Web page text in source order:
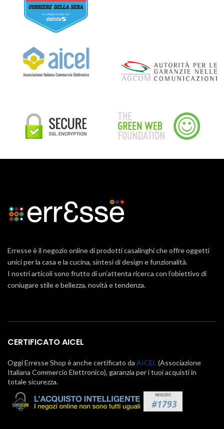
Erresse è il negozio online di prodotti casalinghi che offre oggetti
unici per la casa e la cucina, sintesi di design e funzionalità.
I nostri articoli sono frutto di un’attenta ricerca con l’obiettivo di
coniugare stile e bellezza, novità e tendenza.
CERTIFICATO AICEL
Oggi Erresse Shop è anche certificato da AICEL (Associazione
Italiana Commercio Elettronico), garanzia per i tuoi acquisti in
totale sicurezza.